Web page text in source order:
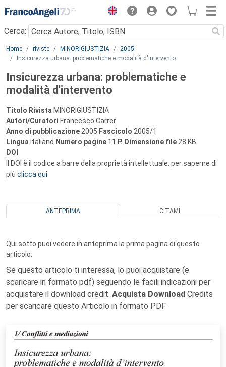
Menu
Cerca:
Main content
Home riviste MINORIGIUSTIZIA
2005
Insicurezza urbana: problematiche e modalità d'intervento
Insicurezza urbana: problematiche e
modalità d'intervento
Titolo Rivista MINORIGIUSTIZIA
Autori/Curatori Francesco Carrer
Anno di pubblicazione 2005 Fascicolo 2005/1
Lingua Italiano Numero pagine 11 P. Dimensione file 28 KB
DOI
Il DOI è il codice a barre della proprietà intellettuale: per saperne di
più clicca qui
ANTEPRIMA CITAMI
Qui sotto puoi vedere in anteprima la prima pagina di questo
articolo.
Se questo articolo ti interessa, lo puoi acquistare (e
scaricare in formato pdf) seguendo le facili indicazioni per
acquistare il download credit. Acquista Download Credits
per scaricare questo Articolo in formato PDF